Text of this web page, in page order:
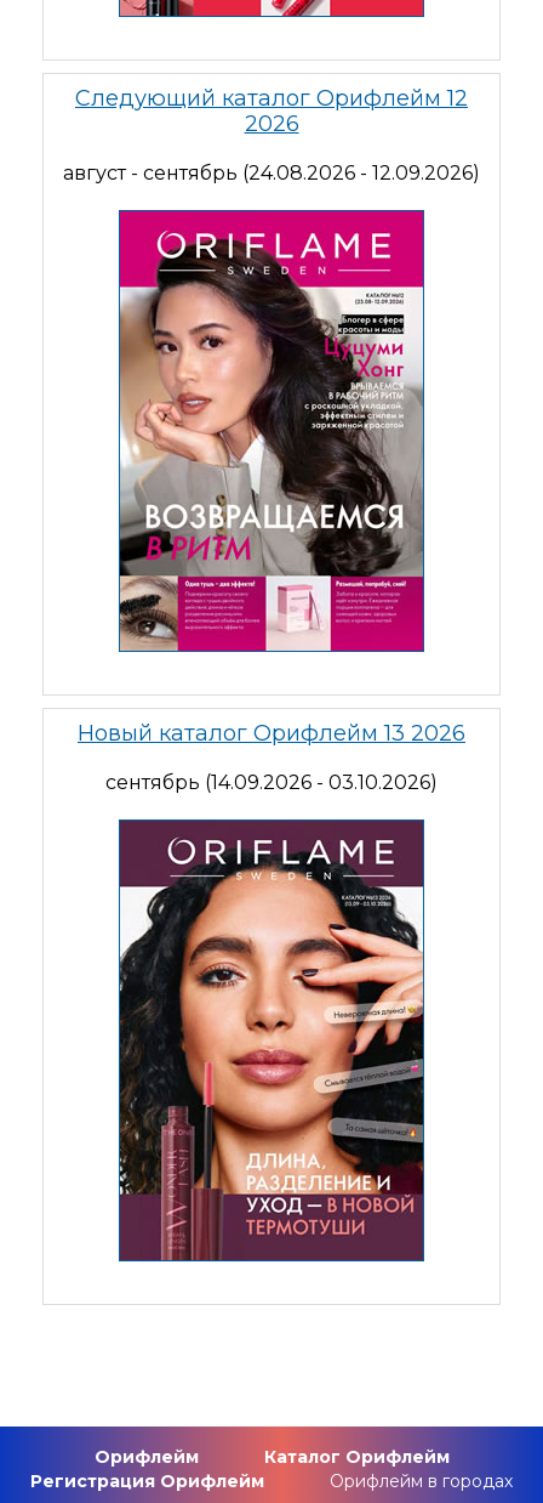
Следующий каталог Орифлейм 12
2026
август - сентябрь (24.08.2026 - 12.09.2026)
Новый каталог Орифлейм 13 2026
сентябрь (14.09.2026 - 03.10.2026)
Орифлейм
Каталог Орифлейм
Регистрация Орифлейм
Орифлейм в городах